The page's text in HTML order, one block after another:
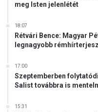
meg Isten jelenlétét
18:07
Rétvári Bence: Magyar
legnagyobb
17:00
Szeptemberben
Salist továbbra is
15:31